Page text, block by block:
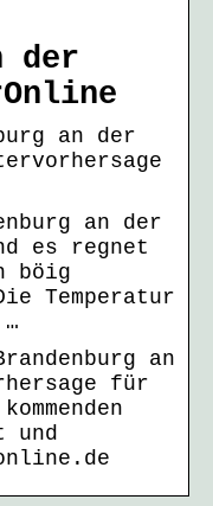
der
an der
an der
es regnet
böig
Temperatur
an
für
und